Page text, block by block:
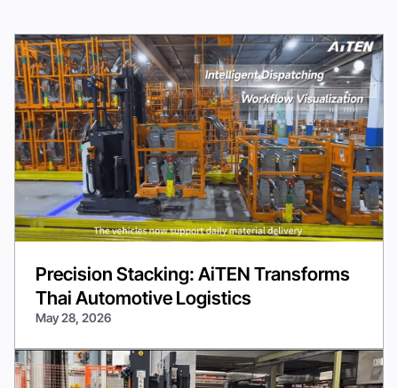
Precision Stacking: AiTEN Transforms
Thai Automotive Logistics
May 28, 2026